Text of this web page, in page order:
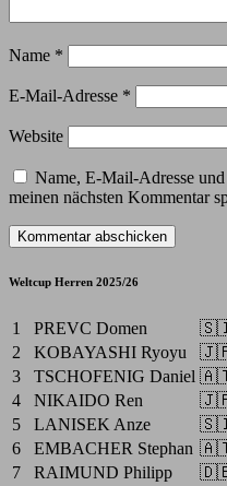
Name *
E-Mail-Adresse *
Website
Name, E-Mail-Adresse
meinen nächsten Kommentar
Weltcup Herren 2025/26
1 PREVC Domen
2
KOBAYASHI Ryoyu
3
TSCHOFENIG Daniel
4
NIKAIDO Ren
5
LANISEK Anze
6
EMBACHER Stephan
7
RAIMUND Philipp